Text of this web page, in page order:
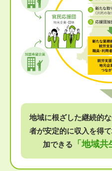
地域に根ざした継続的
者が安定的に収入を得
加できる
「地域